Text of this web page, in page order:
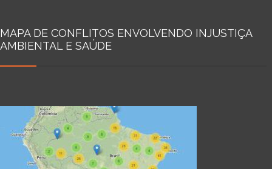
MAPA DE CONFLITOS ENVOLVENDO INJUSTIÇA
AMBIENTAL E SAÚDE